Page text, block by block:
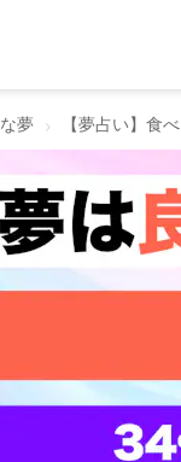
夢 【夢占い】食